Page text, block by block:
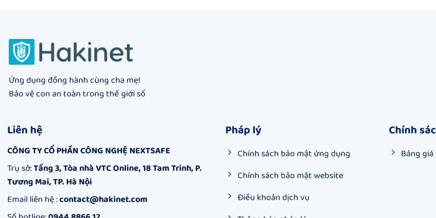
Ứng dụng đồng hành cùng cha mẹ!
Bảo vệ con an toàn trong thế giới số
Liên hệ
CÔNG TY CỔ PHẦN CÔNG NGHỆ NEXTSAFE
Trụ sở:Tầng 3, Tòa nhà VTC Online, 18 Tam Trinh, P.
Tương Mai, TP. Hà Nội
Email liên hệ :contact@hakinet.com
Pháp lý
Chính sách bảo mật ứng dụng
Chính sách bảo mật website
Điều khoản dịch vụ
Chính
Bảng giá